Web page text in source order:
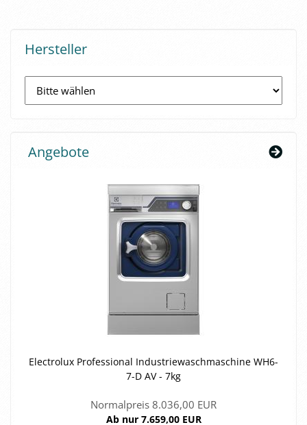
Hersteller
Angebote
Elec­tro­lux Pro­fes­sio­nal In­dus­trie­wasch­ma­schi­ne WH6-​
7-D AV - 7kg
Normalpreis 8.036,00 EUR
Ab nur 7.659,00 EUR